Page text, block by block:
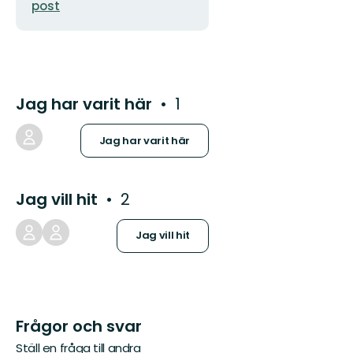
post
Jag har varit här 1
Jag har varit här
Jag vill hit 2
Jag vill hit
Frågor och svar
Ställ en fråga till andra